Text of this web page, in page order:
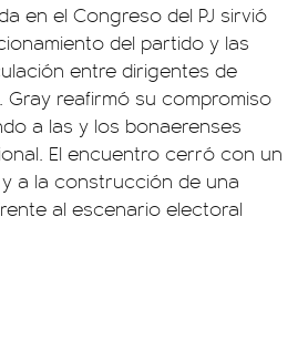
en el Congreso del PJ sirvió
del partido y las
entre dirigentes de
Gray reafirmó su compromiso
a las y los bonaerenses
El encuentro cerró con un
a la construcción de una
al escenario electoral